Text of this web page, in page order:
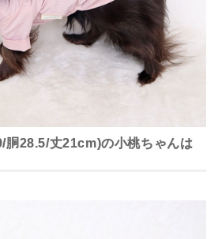
胴28.5/丈21cm)の小桃ちゃんは